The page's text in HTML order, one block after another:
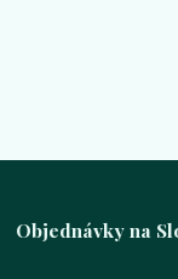
Objednávky na